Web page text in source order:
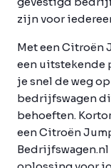
zijn voor
Met een Citroën
een
je snel de weg
bedrijfswagen
behoeften.
een Citroën